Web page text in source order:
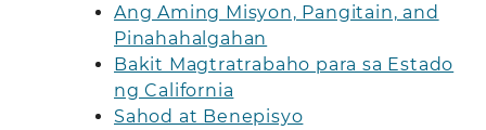
Ang Aming Misyon, Pangitain, and
Pinahahalgahan
Bakit Magtratrabaho para sa Estado
ng California
Sahod at Benepisyo